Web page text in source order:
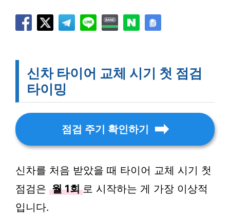
신차 타이어 교체 시기 첫 점검
타이밍
점검 주기 확인하기
신차를 처음 받았을 때 타이어 교체 시기 첫
점검은 월 1회 로 시작하는 게 가장 이상적
입니다.